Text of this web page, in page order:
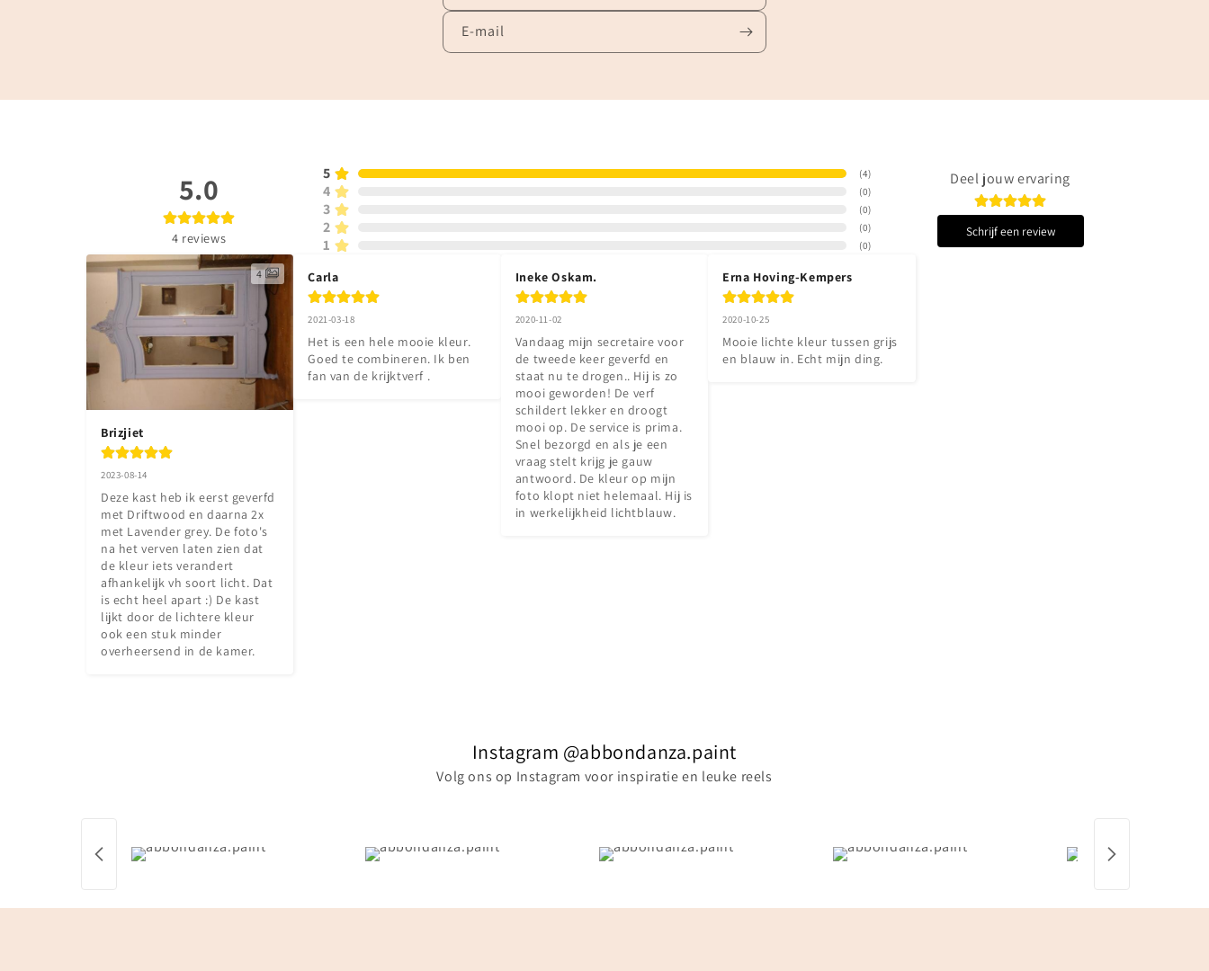
E‑mail
5.0
4 reviews
5 (4)
4 (0)
3 (0)
2 (0)
1 (0)
Deel jouw ervaring
Schrijf een review
4
Brizjiet
2023-08-14
Deze kast heb ik eerst geverfd
met Driftwood en daarna 2x
met Lavender grey. De foto's
na het verven laten zien dat
de kleur iets verandert
afhankelijk vh soort licht. Dat
is echt heel apart :) De kast
lijkt door de lichtere kleur
ook een stuk minder
overheersend in de kamer.
Carla
2021-03-18
Het is een hele mooie kleur.
Goed te combineren. Ik ben
fan van de krijktverf .
Ineke Oskam.
2020-11-02
Vandaag mijn secretaire voor
de tweede keer geverfd en
staat nu te drogen.. Hij is zo
mooi geworden! De verf
schildert lekker en droogt
mooi op. De service is prima.
Snel bezorgd en als je een
vraag stelt krijg je gauw
antwoord. De kleur op mijn
foto klopt niet helemaal. Hij is
in werkelijkheid lichtblauw.
Erna Hoving-Kempers
2020-10-25
Mooie lichte kleur tussen grijs
en blauw in. Echt mijn ding.
Instagram @abbondanza.paint
Volg ons op Instagram voor inspiratie en leuke reels